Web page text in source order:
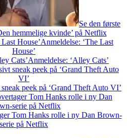
Se den første
hemmelige kvinde’ på Netflix
Anmeldelse: ‘The Last
House’
Anmeldelse: ‘Alley Cats’
peek på ‘Grand Theft Auto VI’
Tom Hanks rolle i ny Dan Brown-
serie på Netflix